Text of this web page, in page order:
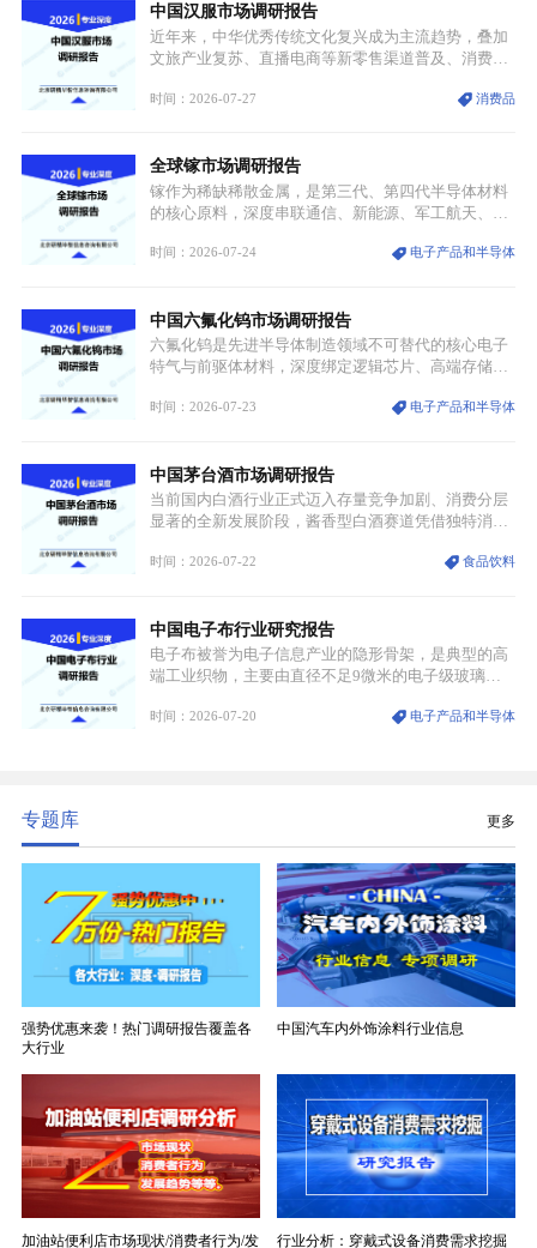
价无市”的供给真空，并沿高频覆铜板、PCB电路板向
AI服务器、5G基站等高端电子终端持续传导，全产业
链生产、成本、交付均承受巨大压力。
中国汉服市场调研报告
近年来，中华优秀传统文化复兴成为主流趋势，叠加
文旅产业复苏、直播电商等新零售渠道普及、消费群
服不再局限于传统节日、古风活动等小众场景，逐步
重要载体。同时，行业标准落地、生产技术升级、原
创设计能力提升，进一步夯实产业发展根基，吸引传
统服饰品牌、文旅企业等跨界入局，市场活力持续释
时间：2026-07-27 消费品
全球镓市场调研报告
镓作为稀缺稀散金属，是第三代、第四代半导体材料
的核心原料，深度串联通信、新能源、军工航天、光
与大国科技博弈的关键战略资源。镓并非传统大宗金
领域渗透”的战略体系，成为全球科技产业运转的刚
需资源。
时间：2026-07-24 电子产品和半导体
中国六氟化钨市场调研报告
六氟化钨是先进半导体制造领域不可替代的核心电子
特气与前驱体材料，深度绑定逻辑芯片、高端存储芯
沉积（CVD）、原子层沉积（ALD）工艺专用前驱体
密制造流程。
时间：2026-07-23 电子产品和半导体
中国茅台酒市场调研报告
当前国内白酒行业正式迈入存量竞争加剧、消费分层
显著的全新发展阶段，酱香型白酒赛道凭借独特消费
道。贵州茅台凭借独一无二的核心产区壁垒、刚性产
业。
时间：2026-07-22 食品饮料
中国电子布行业研究报告
电子布被誉为电子信息产业的隐形骨架，是典型的高
端工业织物，主要由直径不足9微米的电子级玻璃纤
生产制造过程中不可或缺的核心基材。电子布具备高
时间：2026-07-20 电子产品和半导体
专题库 更多
强势优惠来袭！热门调研报告覆盖各
大行业
中国汽车内外饰涂料行业信息
加油站便利店市场现状/消费者行为/发 行业分析：穿戴式设备消费需求挖掘